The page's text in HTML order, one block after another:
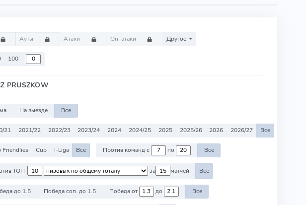
Ауты Атаки Оп. атаки Другое
100
PRUSZKOW
На выезде Все
21 2021/22 2022/23 2023/24 2024 2024/25 2025 2025/26 2026 2026/27 Все
Friendlies Cup I-Liga Все Против команд с по Все
ТОП- за матчей Все
до 1.5 Победа соп. до 1.5 Победа от до Все